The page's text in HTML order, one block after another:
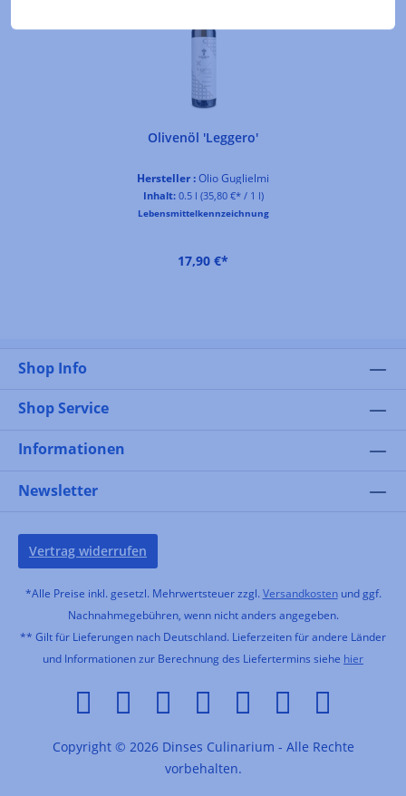
Olivenöl 'Leggero'
Hersteller :Olio Guglielmi
Inhalt: 0.5 l (35,80 €* / 1 l)
Lebensmittelkennzeichnung
17,90 €*
Shop Info
Shop Service
Informationen
Newsletter
Vertrag widerrufen
*Alle Preise inkl. gesetzl. Mehrwertsteuer zzgl. Versandkostenund ggf.
Nachnahmegebühren, wenn nicht anders angegeben.
** Gilt für Lieferungen nach Deutschland. Lieferzeiten für andere Länder
und Informationen zur Berechnung des Liefertermins siehe hier
Copyright © 2026 Dinses Culinarium - Alle Rechte
vorbehalten.